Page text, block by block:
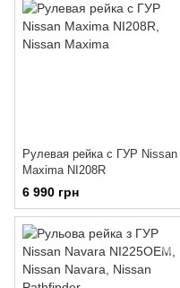
Рулевая рейка с ГУР Nissan
Maxima NI208R
6 990 грн